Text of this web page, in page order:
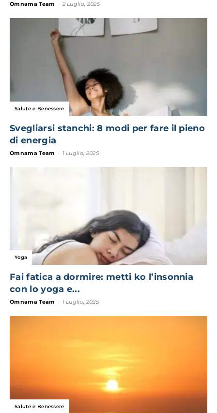
Omnama Team 2 Luglio, 2025
Salute e Benessere
Svegliarsi stanchi: 8 modi per fare il pieno
di energia
Omnama Team 1 Luglio, 2025
Yoga
Fai fatica a dormire: metti ko l’insonnia
con lo yoga e...
Omnama Team 1 Luglio, 2025
Salute e Benessere